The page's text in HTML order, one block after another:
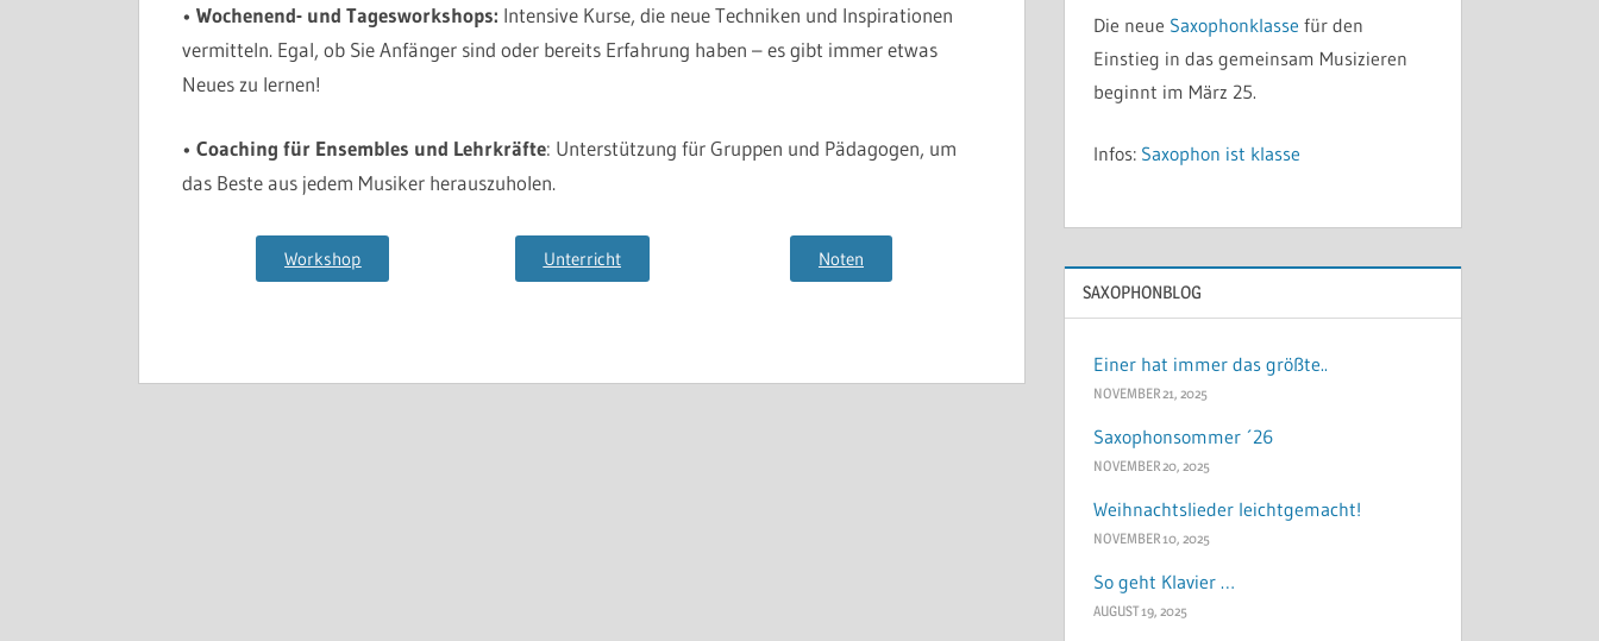
• Wochenend- und Tagesworkshops: Intensive Kurse, die neue Techniken und Inspirationen
vermitteln. Egal, ob Sie Anfänger sind oder bereits Erfahrung haben – es gibt immer etwas
Neues zu lernen!
• Coaching für Ensembles und Lehrkräfte: Unterstützung für Gruppen und Pädagogen, um
das Beste aus jedem Musiker herauszuholen.
Workshop Unterricht Noten
Die neue Saxophonklasse für den
Einstieg in das gemeinsam Musizieren
beginnt im März 25.
Infos: Saxophon ist klasse
SAXOPHONBLOG
Einer hat immer das größte..
NOVEMBER 21, 2025
Saxophonsommer ´26
NOVEMBER 20, 2025
Weihnachtslieder leichtgemacht!
NOVEMBER 10, 2025
So geht Klavier …
AUGUST 19, 2025